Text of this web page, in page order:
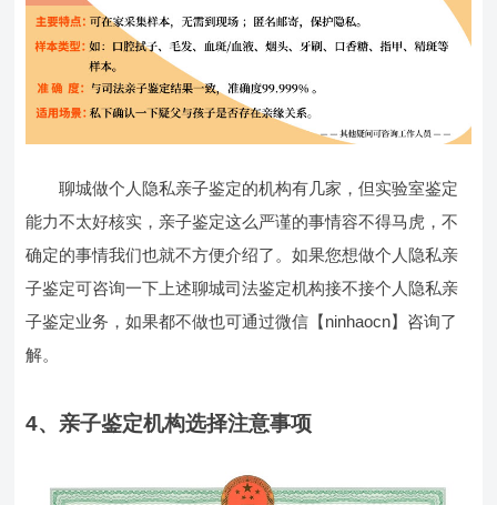
聊城做个人隐私亲子鉴定的机构有几家，但实验室鉴定
能力不太好核实，亲子鉴定这么严谨的事情容不得马虎，不
确定的事情我们也就不方便介绍了。如果您想做个人隐私亲
子鉴定可咨询一下上述聊城司法鉴定机构接不接个人隐私亲
子鉴定业务，如果都不做也可通过微信【ninhaocn】咨询了
解。
4、亲子鉴定机构选择注意事项